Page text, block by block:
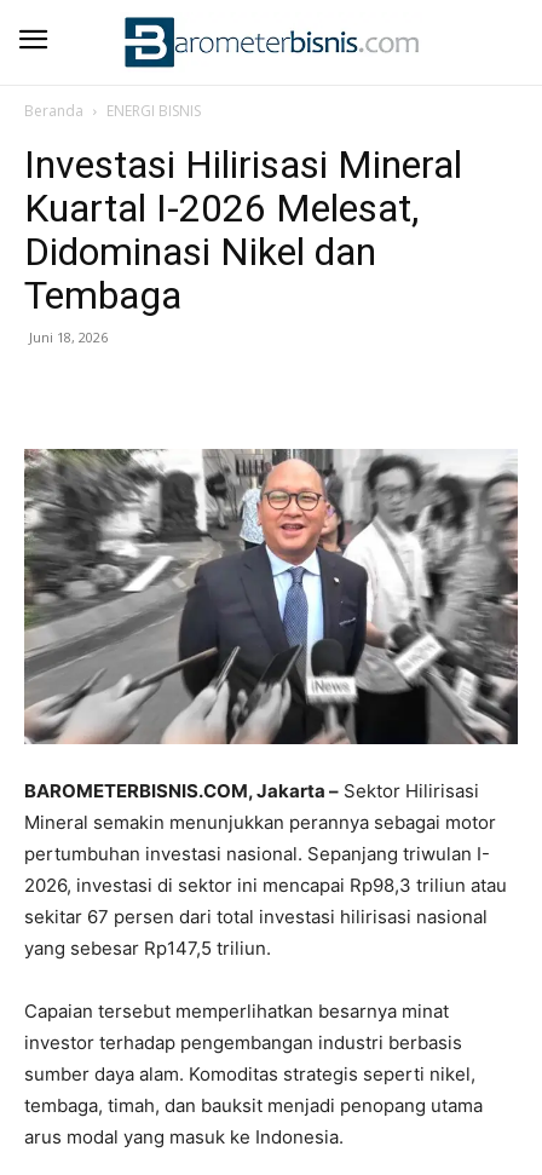
Beranda ENERGI BISNIS
Investasi Hilirisasi Mineral
Kuartal I-2026 Melesat,
Didominasi Nikel dan
Tembaga
Juni 18, 2026
BAROMETERBISNIS.COM, Jakarta – Sektor Hilirisasi
Mineral semakin menunjukkan perannya sebagai motor
pertumbuhan investasi nasional. Sepanjang triwulan I-
2026, investasi di sektor ini mencapai Rp98,3 triliun atau
sekitar 67 persen dari total investasi hilirisasi nasional
yang sebesar Rp147,5 triliun.
Capaian tersebut memperlihatkan besarnya minat
investor terhadap pengembangan industri berbasis
sumber daya alam. Komoditas strategis seperti nikel,
tembaga, timah, dan bauksit menjadi penopang utama
arus modal yang masuk ke Indonesia.